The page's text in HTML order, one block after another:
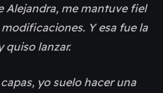
Alejandra, me mantuve fiel
Y esa fue la
quiso lanzar.
yo suelo hacer una